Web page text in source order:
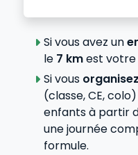
Si vous avez un
le 7 kmest votre
Si vous
(classe, CE,
enfants à partir
une journée
formule.